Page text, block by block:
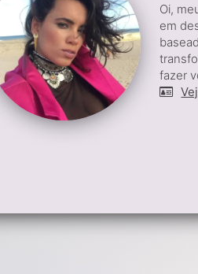
Oi,
em
fazer